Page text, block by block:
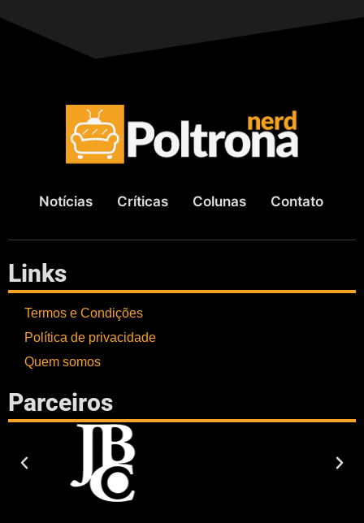
Notícias Críticas Colunas Contato
Links
Termos e Condições
Política de privacidade
Quem somos
Parceiros